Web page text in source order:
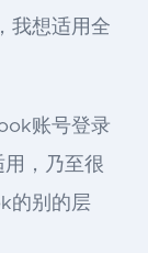
我想适用全
账号登录
，乃至很
的别的层